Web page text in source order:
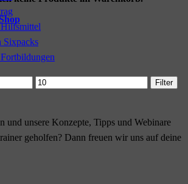
Sixpacks
Max.
Filter
und unsere Konzepte, Tipps und Webinare
geholfen? Dann freuen wir uns auf deine